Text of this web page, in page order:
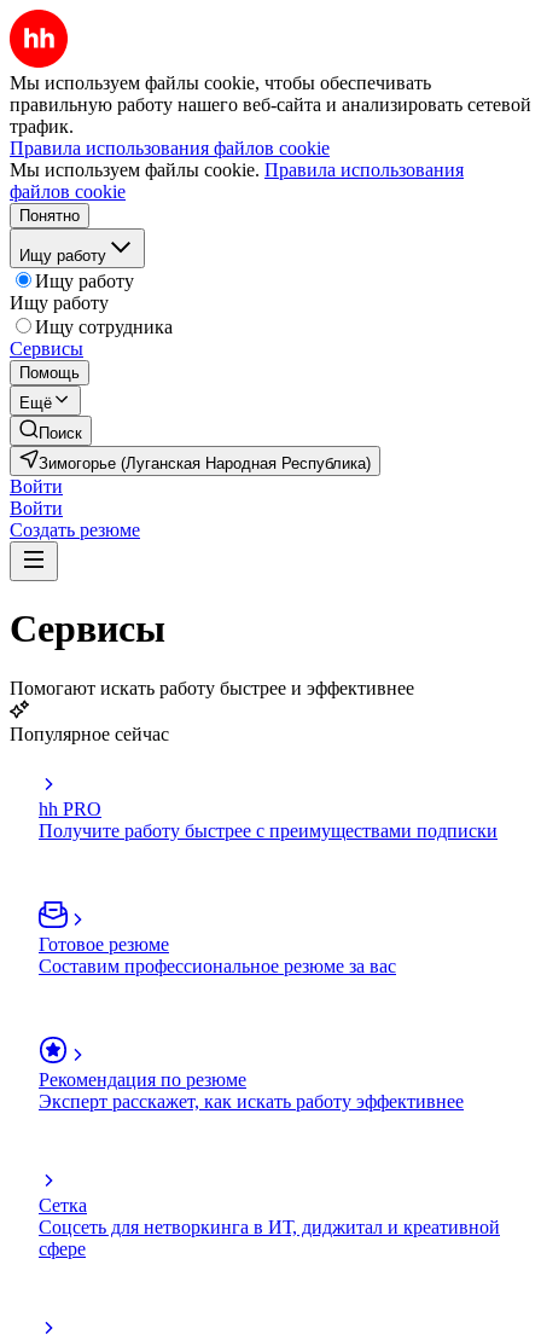
Мы используем файлы cookie, чтобы обеспечивать
правильную работу нашего веб-сайта и анализировать сетевой
трафик.
Правила использования файлов cookie
Мы используем файлы cookie. Правила использования
файлов cookie
Понятно
Ищу работу
Ищу работу
Ищу работу
Ищу сотрудника
Сервисы
Помощь
Ещё
Поиск
Зимогорье (Луганская Народная Республика)
Войти
Войти
Создать резюме
Сервисы
Помогают искать работу быстрее и эффективнее
Популярное сейчас
hh PRO
Получите работу быстрее с преимуществами подписки
Готовое резюме
Составим профессиональное резюме за вас
Рекомендация по резюме
Эксперт расскажет, как искать работу эффективнее
Сетка
Соцсеть для нетворкинга в ИТ, диджитал и креативной
сфере